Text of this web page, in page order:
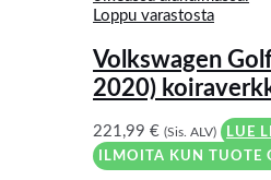
Loppu varastosta
Volkswagen
2020)
221,99€ (Sis. ALV)
LUE
ILMOITA KUN TUOTE